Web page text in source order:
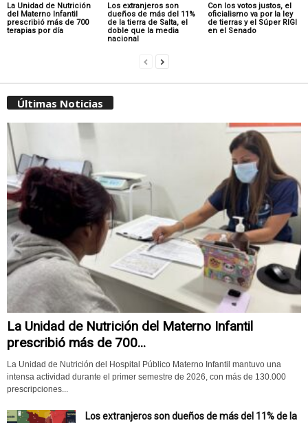
La Unidad de Nutrición
del Materno Infantil
prescribió más de 700
terapias por día
Los extranjeros son
dueños de más del 11%
de la tierra de Salta, el
doble que la media
nacional
Con los votos justos, el
oficialismo va por la ley
de tierras y el Súper RIGI
en el Senado
Últimas Noticias
La Unidad de Nutrición del Materno Infantil
prescribió más de 700...
La Unidad de Nutrición del Hospital Público Materno Infantil mantuvo una
intensa actividad durante el primer semestre de 2026, con más de 130.000
prescripciones...
Los extranjeros son dueños de más del 11% de la